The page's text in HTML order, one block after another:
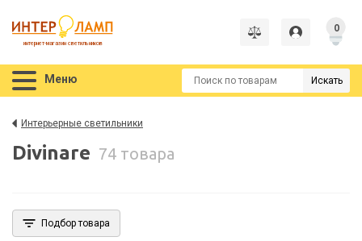
интернет-магазин светильников
0
Меню Искать
Интерьерные светильники
Divinare 74 товара
Подбор товара